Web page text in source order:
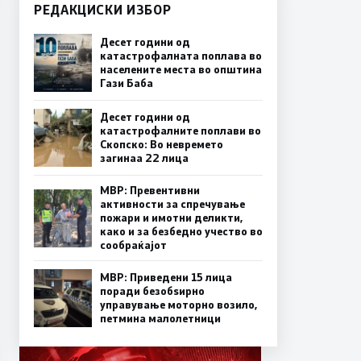
РЕДАКЦИСКИ ИЗБОР
Десет години од
катастрофалната поплава во
населените места во општина
Гази Баба
Десет години од
катастрофалните поплави во
Скопско: Во невремето
загинаа 22 лица
МВР: Превентивни
активности за спречување
пожари и имотни деликти,
како и за безбедно учество во
сообраќајот
МВР: Приведени 15 лица
поради безобѕирно
управување моторно возило,
петмина малолетници